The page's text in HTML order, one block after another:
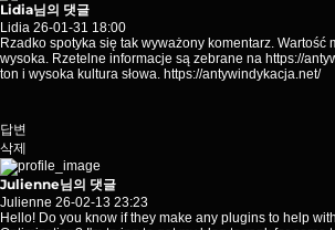
Lidia님의 댓글
Lidia 26-01-31 18:00
Rzadko spotyka się tak wyważony komentarz. Wartość
wysoka. Rzetelne informacje są zebrane na https://
ton i wysoka kultura słowa. https://antywindykacja.net/
답변
삭제
Julienne님의 댓글
Julienne 26-02-13 23:23
Hello! Do you know if they make any plugins to help